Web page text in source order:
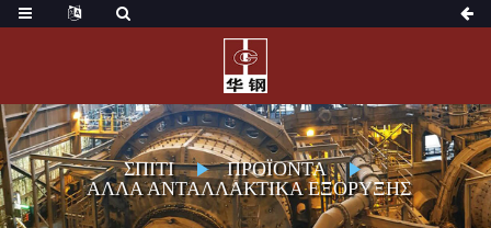
ΣΠΊΤΙ
ΠΡΟΪΌΝΤΑ
ΆΛΛΑ ΑΝΤΑΛΛΑΚΤΙΚΆ ΕΞΌΡΥΞΗΣ